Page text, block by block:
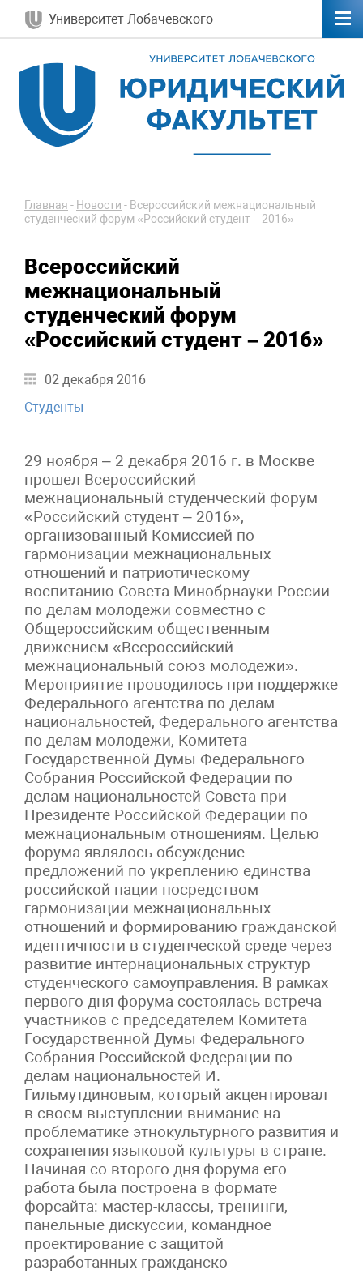
Университет Лобачевского
Главная - Новости - Всероссийский межнациональный
студенческий форум «Российский студент – 2016»
Всероссийский
межнациональный
студенческий форум
«Российский студент – 2016»
02 декабря 2016
Студенты
29 ноября – 2 декабря 2016 г. в Москве
прошел Всероссийский
межнациональный студенческий форум
«Российский студент – 2016»,
организованный Комиссией по
гармонизации межнациональных
отношений и патриотическому
воспитанию Совета Минобрнауки России
по делам молодежи совместно с
Общероссийским общественным
движением «Всероссийский
межнациональный союз молодежи».
Мероприятие проводилось при поддержке
Федерального агентства по делам
национальностей, Федерального агентства
по делам молодежи, Комитета
Государственной Думы Федерального
Собрания Российской Федерации по
делам национальностей Совета при
Президенте Российской Федерации по
межнациональным отношениям. Целью
форума являлось обсуждение
предложений по укреплению единства
российской нации посредством
гармонизации межнациональных
отношений и формированию гражданской
идентичности в студенческой среде через
развитие интернациональных структур
студенческого самоуправления. В рамках
первого дня форума состоялась встреча
участников с председателем Комитета
Государственной Думы Федерального
Собрания Российской Федерации по
делам национальностей И.
Гильмутдиновым, который акцентировал
в своем выступлении внимание на
проблематике этнокультурного развития и
сохранения языковой культуры в стране.
Начиная со второго дня форума его
работа была построена в формате
форсайта: мастер-классы, тренинги,
панельные дискуссии, командное
проектирование с защитой
разработанных гражданско-